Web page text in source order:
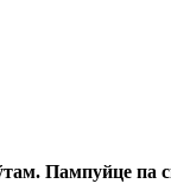
Пампуйце